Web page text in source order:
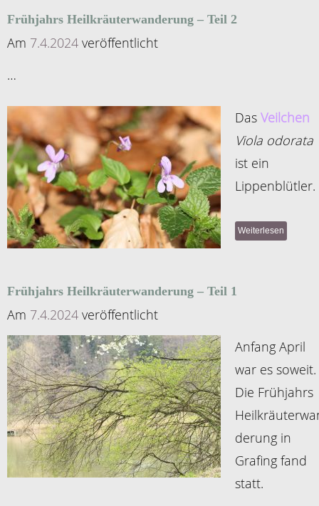
Frühjahrs Heilkräuterwanderung – Teil 2
Am 7.4.2024 veröffentlicht
…
Das Veilchen
Viola odorata
ist ein
Lippenblütler.
Weiterlesen
Frühjahrs Heilkräuterwanderung – Teil 1
Am 7.4.2024 veröffentlicht
Anfang April
war es soweit.
Die Frühjahrs
derung in
Grafing fand
statt.